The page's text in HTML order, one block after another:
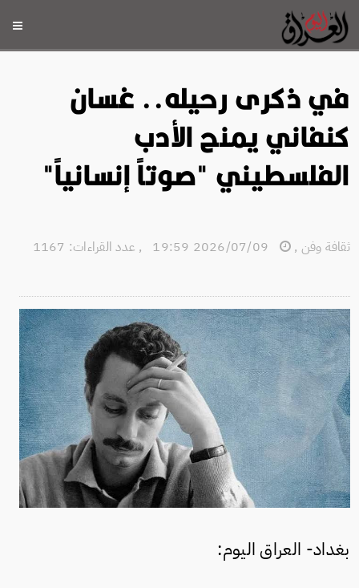
في ذكرى رحيله.. غسان
كنفاني يمنح الأدب
الفلسطيني "صوتاً إنسانياً"
ثقافة وفن ,
, عدد القراءات: 1167
بغداد- العراق اليوم: